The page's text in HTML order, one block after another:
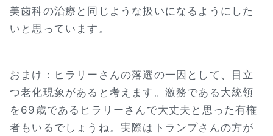
美歯科の治療と同じような扱いになるようにした
いと思っています。
おまけ：ヒラリーさんの落選の一因として、目立
つ老化現象があると考えます。激務である大統領
を69歳であるヒラリーさんで大丈夫と思った有権
者もいるでしょうね。実際はトランプさんの方が